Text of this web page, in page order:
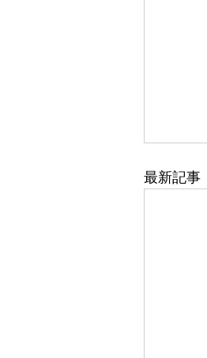
最新記事